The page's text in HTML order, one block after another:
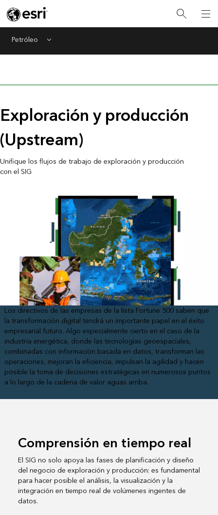
Petróleo Menu
Exploración y producción
(Upstream)
Unifique los flujos de trabajo de exploración y producción
con el SIG
Los directivos de las empresas de la lista Fortune 500 saben que
la transformación digital tendrá un importante papel en el éxito
empresarial futuro. Algo especialmente cierto en el caso de la
industria energética, donde las tecnologías geoespaciales,
combinadas con información basada en datos, transforman las
operaciones, mejoran la eficiencia, impulsan la agilidad y hacen
posible la toma de decisiones estratégicas en numerosos puntos
a lo largo de la cadena de valor aguas arriba.
Comprensión en tiempo real
El SIG no solo apoya las fases de planificación y diseño
del negocio de exploración y producción: es fundamental
para hacer posible el análisis, la visualización y la
integración en tiempo real de volúmenes ingentes de
datos.